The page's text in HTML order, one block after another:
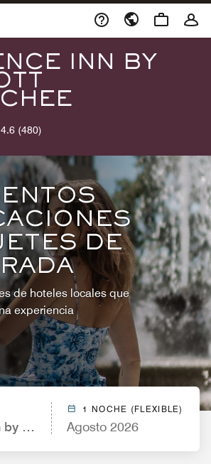
Bonvoy
INN BY
4.6 (480)
DE
de hoteles locales que
experiencia
by Marriott Wenatchee
1 NOCHE (FLEXIBLE)
Agosto 2026